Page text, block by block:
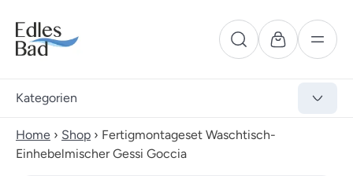
Kategorien
Home › Shop › Fertigmontageset Waschtisch-
Einhebelmischer Gessi Goccia